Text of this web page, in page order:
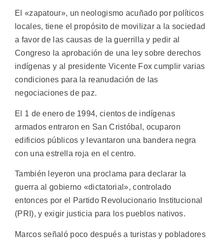
El «zapatour», un neologismo acuñado por políticos
locales, tiene el propósito de movilizar a la sociedad
a favor de las causas de la guerrilla y pedir al
Congreso la aprobación de una ley sobre derechos
indígenas y al presidente Vicente Fox cumplir varias
condiciones para la reanudación de las
negociaciones de paz.
El 1 de enero de 1994, cientos de indígenas
armados entraron en San Cristóbal, ocuparon
edificios públicos y levantaron una bandera negra
con una estrella roja en el centro.
También leyeron una proclama para declarar la
guerra al gobierno «dictatorial», controlado
entonces por el Partido Revolucionario Institucional
(PRI), y exigir justicia para los pueblos nativos.
Marcos señaló poco después a turistas y pobladores